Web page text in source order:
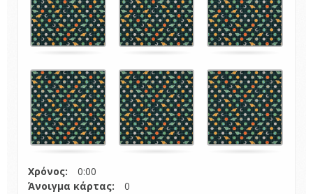
Χρόνος: 0:00
Άνοιγμα κάρτας: 0